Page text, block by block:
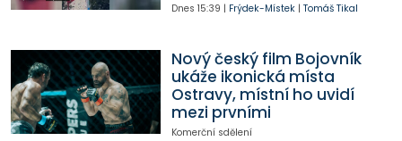
Dnes 15:39 | Frýdek-Místek| Tomáš Tikal
Nový český film Bojovník
ukáže ikonická místa
Ostravy, místní ho uvidí
mezi prvními
Komerční sdělení